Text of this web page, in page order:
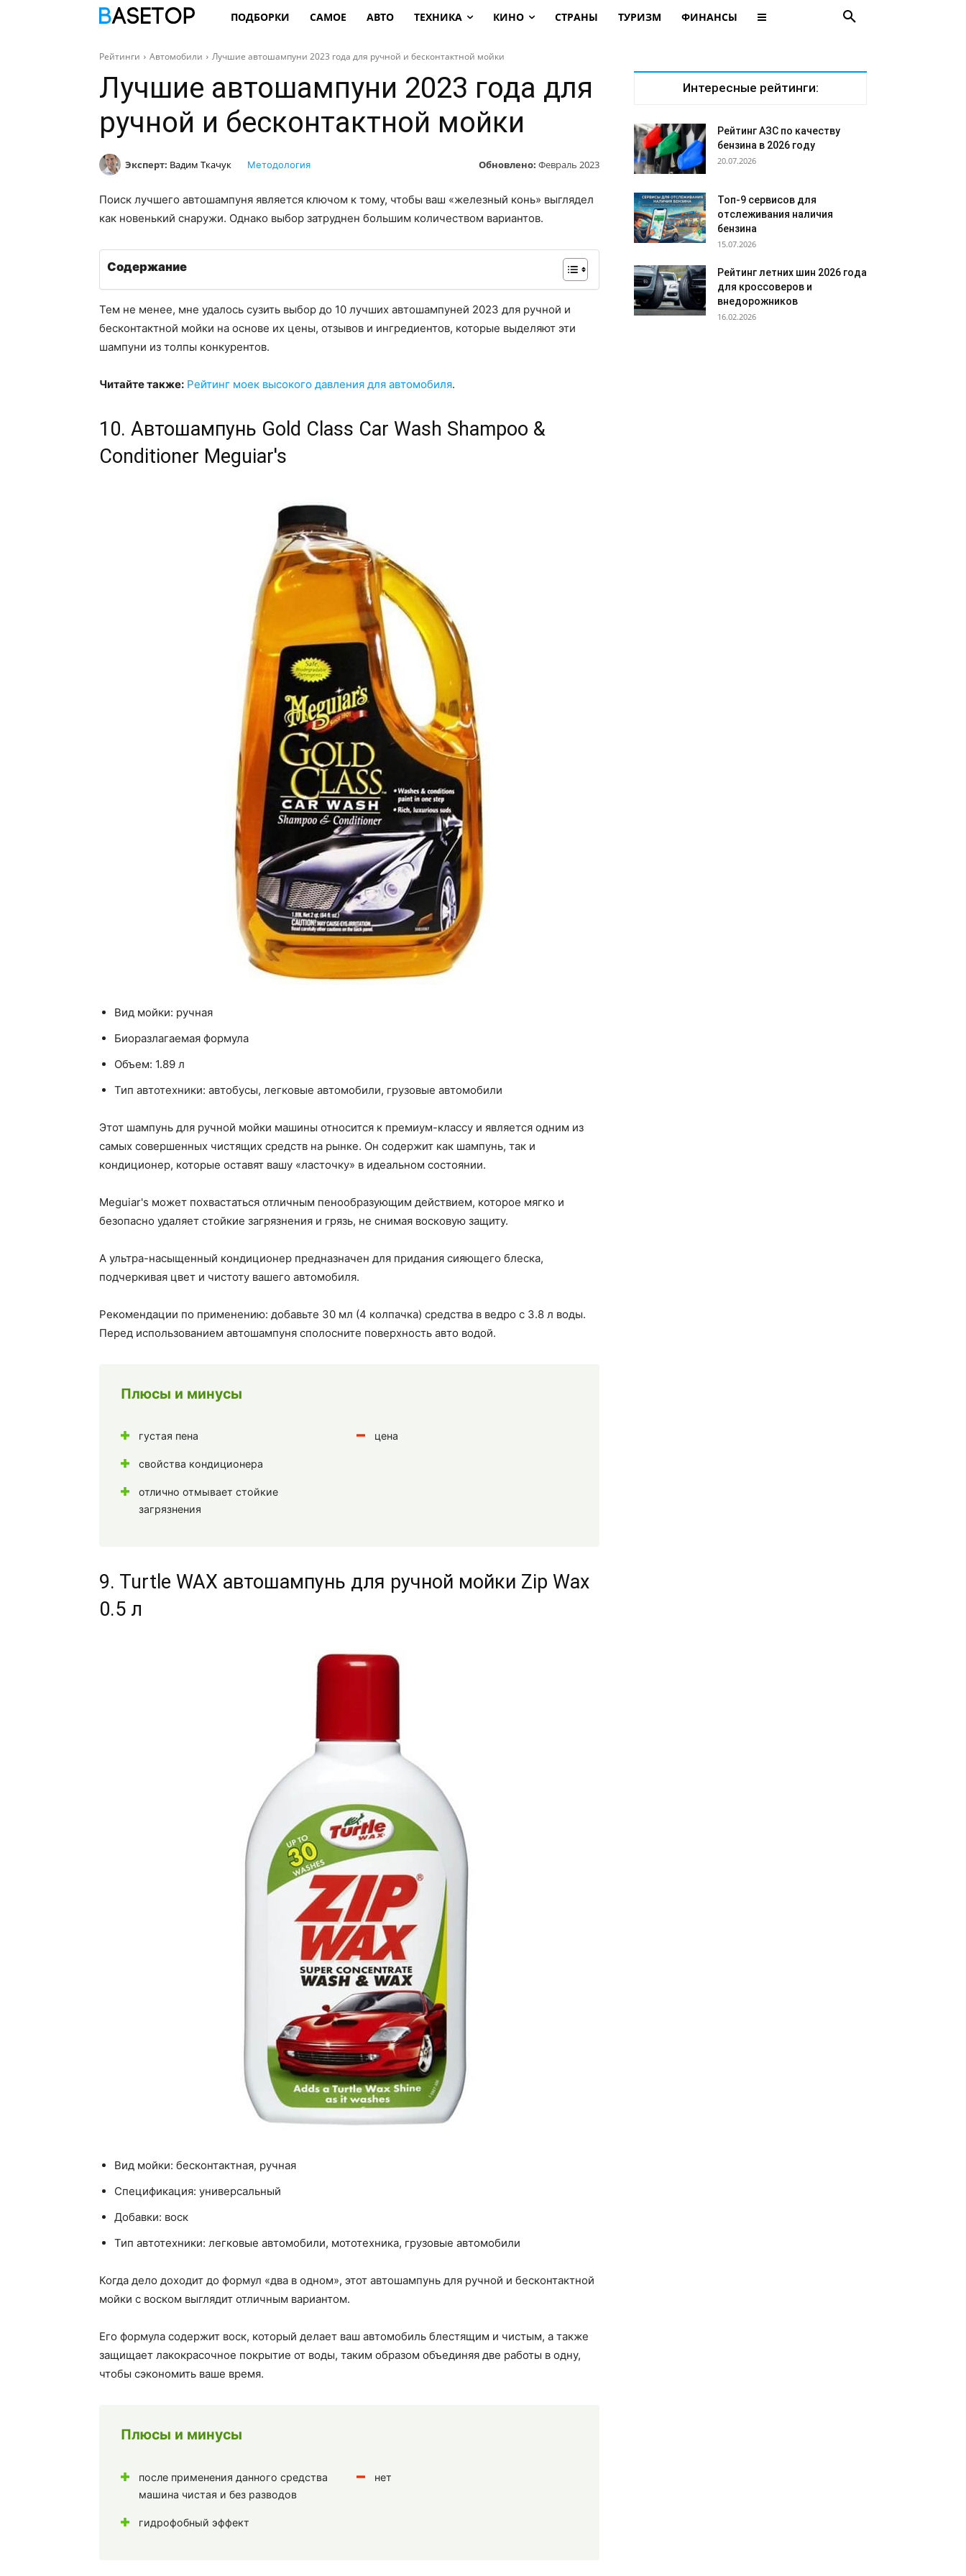
ПОДБОРКИ САМОЕ АВТО ТЕХНИКА КИНО СТРАНЫ ТУРИЗМ ФИНАНСЫ
Рейтинги Автомобили Лучшие автошампуни 2023 года для ручной и бесконтактной мойки
Лучшие автошампуни 2023 года для
ручной и бесконтактной мойки
Эксперт: Вадим Ткачук Обновлено: Февраль 2023
Методология
Поиск лучшего автошампуня является ключом к тому, чтобы ваш «железный конь» выглядел
как новенький снаружи. Однако выбор затруднен большим количеством вариантов.
Содержание
Тем не менее, мне удалось сузить выбор до 10 лучших автошампуней 2023 для ручной и
бесконтактной мойки на основе их цены, отзывов и ингредиентов, которые выделяют эти
шампуни из толпы конкурентов.
Читайте также: Рейтинг моек высокого давления для автомобиля.
10. Автошампунь Gold Class Car Wash Shampoo &
Conditioner Meguiar's
Вид мойки: ручная
Биоразлагаемая формула
Объем: 1.89 л
Тип автотехники: автобусы, легковые автомобили, грузовые автомобили
Этот шампунь для ручной мойки машины относится к премиум-классу и является одним из
самых совершенных чистящих средств на рынке. Он содержит как шампунь, так и
кондиционер, которые оставят вашу «ласточку» в идеальном состоянии.
Meguiar's может похвастаться отличным пенообразующим действием, которое мягко и
безопасно удаляет стойкие загрязнения и грязь, не снимая восковую защиту.
А ультра-насыщенный кондиционер предназначен для придания сияющего блеска,
подчеркивая цвет и чистоту вашего автомобиля.
Рекомендации по применению: добавьте 30 мл (4 колпачка) средства в ведро с 3.8 л воды.
Перед использованием автошампуня сполосните поверхность авто водой.
Плюсы и минусы
густая пена
свойства кондиционера
отлично отмывает стойкие
загрязнения
цена
9. Turtle WAX автошампунь для ручной мойки Zip Wax
0.5 л
Вид мойки: бесконтактная, ручная
Спецификация: универсальный
Добавки: воск
Тип автотехники: легковые автомобили, мототехника, грузовые автомобили
Когда дело доходит до формул «два в одном», этот автошампунь для ручной и бесконтактной
мойки с воском выглядит отличным вариантом.
Его формула содержит воск, который делает ваш автомобиль блестящим и чистым, а также
защищает лакокрасочное покрытие от воды, таким образом объединяя две работы в одну,
чтобы сэкономить ваше время.
Плюсы и минусы
после применения данного средства
машина чистая и без разводов
гидрофобный эффект
нет
Интересные рейтинги:
Рейтинг АЗС по качеству
бензина в 2026 году
20.07.2026
Топ-9 сервисов для
отслеживания наличия
бензина
15.07.2026
Рейтинг летних шин 2026 года
для кроссоверов и
внедорожников
16.02.2026